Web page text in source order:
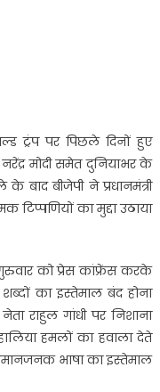
ट्रंप पर पिछले दिनों हुए
मोदी समेत दुनियाभर के
बाद बीजेपी ने प्रधानमंत्री
टिप्पणियों का मुद्दा उठाया
को प्रेस कांफ्रेंस करके
शब्दों का इस्तेमाल बंद होना
राहुल गांधी पर निशाना
हमलों का हवाला देते
भाषा का इस्तेमाल